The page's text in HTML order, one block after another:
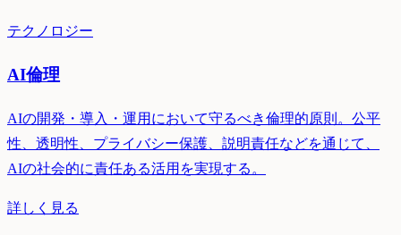
テクノロジー
AI倫理
AIの開発・導入・運用において守るべき倫理的原則。公平
性、透明性、プライバシー保護、説明責任などを通じて、
AIの社会的に責任ある活用を実現する。
詳しく見る